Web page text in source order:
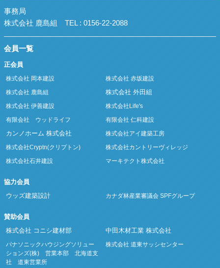
事務局
株式会社 鹿島組
TEL : 0156-22-2088
会員一覧
正会員
株式会社 岡本建設
株式会社 赤坂建設
株式会社 鹿島組
株式会社 外田組
株式会社 伊善建設
株式会社Life's
有限会社 ウッドライフ
有限会社 仁科建設
カンノホーム 株式会社
株式会社アイ建築工房
株式会社Cryptn(クリプトン)
株式会社カントリーヴィレッジ
株式会社石井建設
マーキテクト株式会社
協力会員
ウッズ建築設計
カナダ林産業審議会 SPFグループ
賛助会員
株式会社 コニシ建材部
中田木材工業 株式会社
パナソニックハウジングソリュー
ションズ(株) 営業本部 北海道支
社 道東営業所
株式会社 道東サッシセンター